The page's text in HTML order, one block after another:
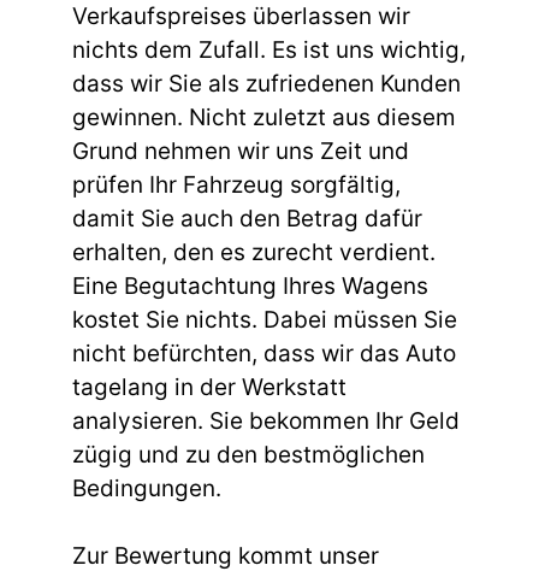
Verkaufspreises überlassen wir
nichts dem Zufall. Es ist uns wichtig,
dass wir Sie als zufriedenen Kunden
gewinnen. Nicht zuletzt aus diesem
Grund nehmen wir uns Zeit und
prüfen Ihr Fahrzeug sorgfältig,
damit Sie auch den Betrag dafür
erhalten, den es zurecht verdient.
Eine Begutachtung Ihres Wagens
kostet Sie nichts. Dabei müssen Sie
nicht befürchten, dass wir das Auto
tagelang in der Werkstatt
analysieren. Sie bekommen Ihr Geld
zügig und zu den bestmöglichen
Bedingungen.
Zur Bewertung kommt unser